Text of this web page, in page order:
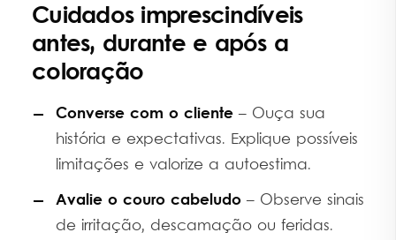
Cuidados imprescindíveis
antes, durante e após a
coloração
Converse com o cliente – Ouça sua
história e expectativas. Explique possíveis
limitações e valorize a autoestima.
Avalie o couro cabeludo – Observe sinais
de irritação, descamação ou feridas.